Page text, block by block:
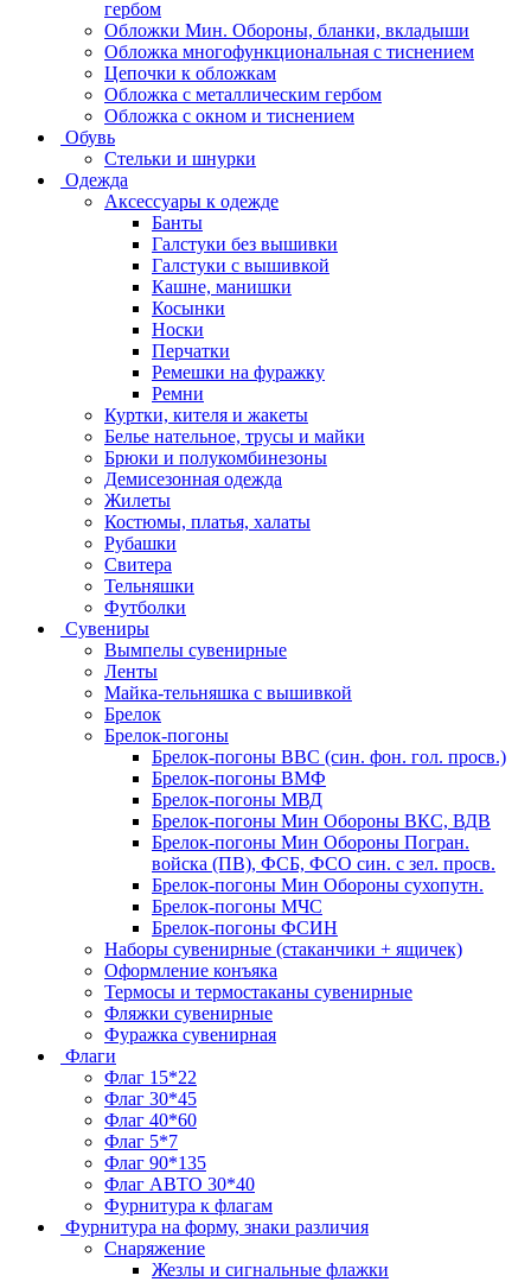
гербом
Обложки Мин. Обороны, бланки, вкладыши
Обложка многофункциональная с тиснением
Цепочки к обложкам
Обложка с металлическим гербом
Обложка с окном и тиснением
Обувь
Стельки и шнурки
Одежда
Аксессуары к одежде
Банты
Галстуки без вышивки
Галстуки с вышивкой
Кашне, манишки
Косынки
Носки
Перчатки
Ремешки на фуражку
Ремни
Куртки, кителя и жакеты
Белье нательное, трусы и майки
Брюки и полукомбинезоны
Демисезонная одежда
Жилеты
Костюмы, платья, халаты
Рубашки
Свитера
Тельняшки
Футболки
Сувениры
Вымпелы сувенирные
Ленты
Майка-тельняшка с вышивкой
Брелок
Брелок-погоны
Брелок-погоны ВВС (син. фон. гол. просв.)
Брелок-погоны ВМФ
Брелок-погоны МВД
Брелок-погоны Мин Обороны ВКС, ВДВ
Брелок-погоны Мин Обороны Погран.
войска (ПВ), ФСБ, ФСО син. с зел. просв.
Брелок-погоны Мин Обороны сухопутн.
Брелок-погоны МЧС
Брелок-погоны ФСИН
Наборы сувенирные (стаканчики + ящичек)
Оформление конъяка
Термосы и термостаканы сувенирные
Фляжки сувенирные
Фуражка сувенирная
Флаги
Флаг 15*22
Флаг 30*45
Флаг 40*60
Флаг 5*7
Флаг 90*135
Флаг АВТО 30*40
Фурнитура к флагам
Фурнитура на форму, знаки различия
Снаряжение
Жезлы и сигнальные флажки